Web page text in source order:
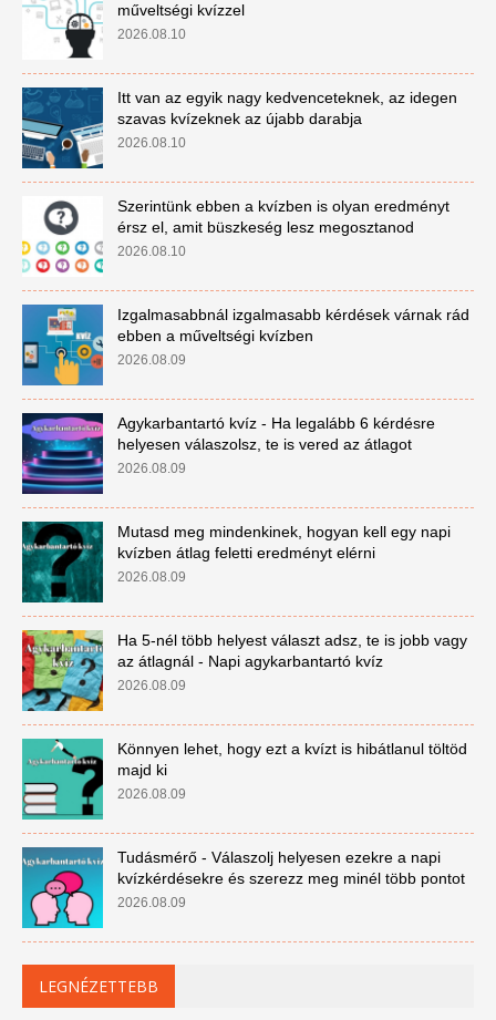
műveltségi kvízzel
2026.08.10
Itt van az egyik nagy kedvenceteknek, az idegen
szavas kvízeknek az újabb darabja
2026.08.10
Szerintünk ebben a kvízben is olyan eredményt
érsz el, amit büszkeség lesz megosztanod
2026.08.10
Izgalmasabbnál izgalmasabb kérdések várnak rád
ebben a műveltségi kvízben
2026.08.09
Agykarbantartó kvíz - Ha legalább 6 kérdésre
helyesen válaszolsz, te is vered az átlagot
2026.08.09
Mutasd meg mindenkinek, hogyan kell egy napi
kvízben átlag feletti eredményt elérni
2026.08.09
Ha 5-nél több helyest választ adsz, te is jobb vagy
az átlagnál - Napi agykarbantartó kvíz
2026.08.09
Könnyen lehet, hogy ezt a kvízt is hibátlanul töltöd
majd ki
2026.08.09
Tudásmérő - Válaszolj helyesen ezekre a napi
kvízkérdésekre és szerezz meg minél több pontot
2026.08.09
LEGNÉZETTEBB